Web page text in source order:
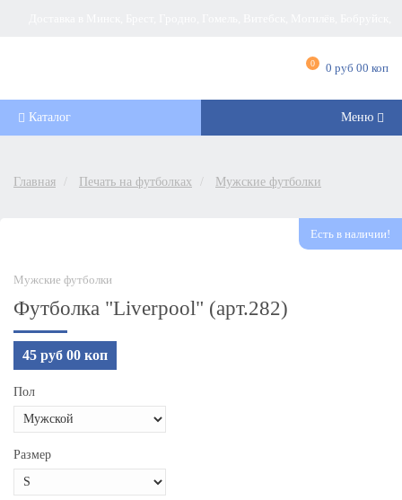
Барановичи, Новополоцк, Пинск, Борисов, Мозырь, Полоцк, Слоним, Лида,
0 0 руб 00 коп
Каталог Меню
Главная Печать на футболках Мужские футболки
Есть в наличии!
Мужские футболки
Футболка "Liverpool" (арт.282)
45 руб 00 коп
Пол
Размер